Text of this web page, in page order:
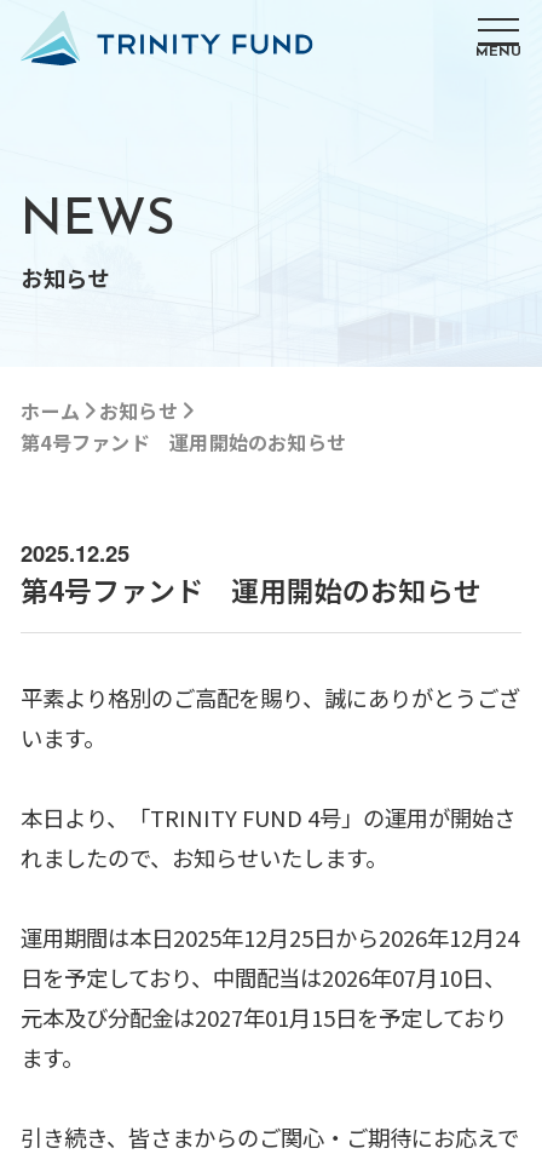
MENU
NEWS
お知らせ
ホーム
お知らせ
第4号ファンド 運用開始のお知らせ
2025.12.25
第4号ファンド 運用開始のお知らせ
平素より格別のご高配を賜り、誠にありがとうござ
います。
本日より、「TRINITY FUND 4号」の運用が開始さ
れましたので、お知らせいたします。
運用期間は本日2025年12月25日から2026年12月24
日を予定しており、中間配当は2026年07月10日、
元本及び分配金は2027年01月15日を予定しており
ます。
引き続き、皆さまからのご関心・ご期待にお応えで